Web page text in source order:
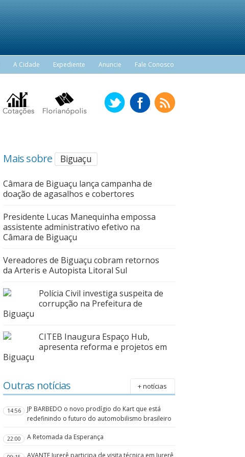
A Cidade Expediente Anuncie Fale Conosco
Mais sobre Biguaçu
Câmara de Biguaçu lança campanha de
doação de agasalhos e cobertores
Presidente Lucas Manequinha empossa
assistente administrativo efetivo na
Câmara de Biguaçu
Vereadores de Biguaçu cobram retornos
da Arteris e Autopista Litoral Sul
Polícia Civil investiga suspeita de
corrupção na Prefeitura de
Biguaçu
CITEB Inaugura Espaço Hub,
apresenta reforma e projetos em
Biguaçu
Outras notícias + notícias
14:56
JP BARBEDO o novo prodígio do Kart que está
redefinindo o futuro do automobilismo brasileiro
22:00 A Retomada da Esperança
AVANTE Jurerê participa de visita técnica em Jurerê